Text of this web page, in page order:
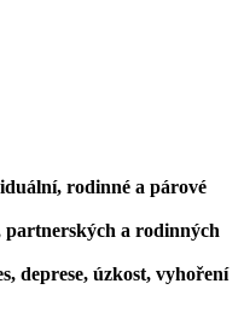
rodinné a párové
partnerských a rodinných
deprese, úzkost, vyhoření